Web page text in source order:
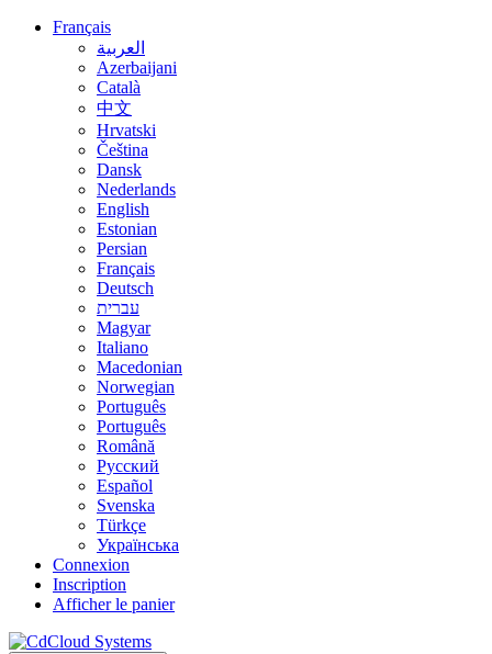
Français
العربية
Azerbaijani
Català
中文
Hrvatski
Čeština
Dansk
Nederlands
English
Estonian
Persian
Français
Deutsch
עברית
Magyar
Italiano
Macedonian
Norwegian
Português
Português
Română
Русский
Español
Svenska
Türkçe
Українська
Connexion
Inscription
Afficher le panier